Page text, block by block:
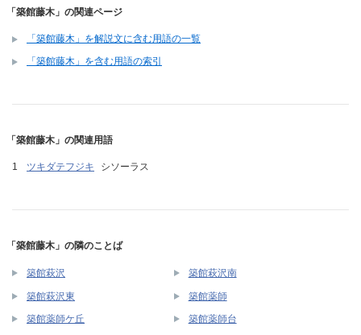
「築館藤木」の関連ページ
「築館藤木」を解説文に含む用語の一覧
「築館藤木」を含む用語の索引
「築館藤木」の関連用語
ツキダテフジキ シソーラス
「築館藤木」の隣のことば
築館萩沢 築館萩沢南
築館萩沢東 築館薬師
築館薬師ケ丘 築館薬師台